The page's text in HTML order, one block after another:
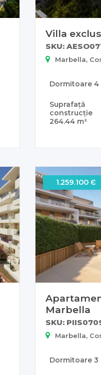
Villa
SKU:
Marbella,
Dormitoare 4
Suprafață
construcție
264.44 m²
1.259.100 Є
Marbella
SKU:
Marbella,
Dormitoare 3